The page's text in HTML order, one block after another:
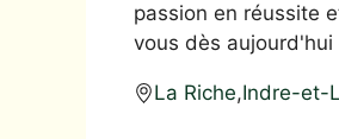
passion en réussite
vous dès
La Riche,Indre-et-